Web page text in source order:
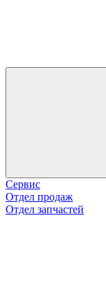
Сервис
Отдел продаж
Отдел запчастей